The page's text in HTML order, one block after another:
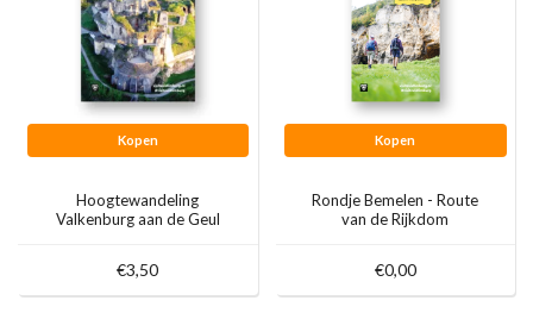
Kopen
Hoogtewandeling
Valkenburg aan de Geul
€3,50
Kopen
Rondje Bemelen - Route
van de Rijkdom
€0,00